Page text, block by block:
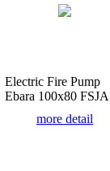
Electric Fire Pump
Ebara 100x80 FSJA
more detail